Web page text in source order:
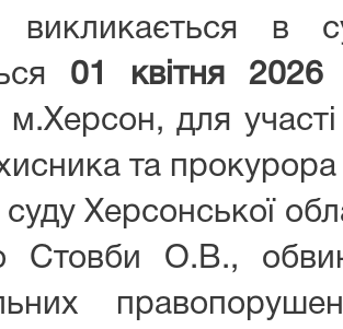
викликається в
01
квітня
для участі
та
суду Херсонської
Стовби О.В.,